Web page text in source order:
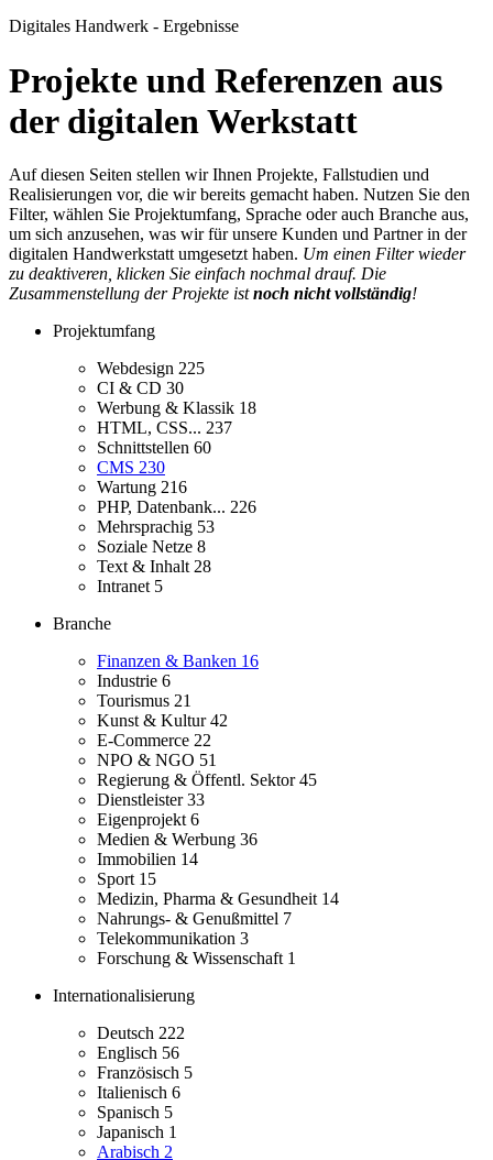
Digitales Handwerk - Ergebnisse
Projekte und Referenzen aus
der digitalen Werkstatt
Auf diesen Seiten stellen wir Ihnen Projekte, Fallstudien und
Realisierungen vor, die wir bereits gemacht haben. Nutzen Sie den
Filter, wählen Sie Projektumfang, Sprache oder auch Branche aus,
um sich anzusehen, was wir für unsere Kunden und Partner in der
digitalen Handwerkstatt umgesetzt haben. Um einen Filter wieder
zu deaktiveren, klicken Sie einfach nochmal drauf. Die
Zusammenstellung der Projekte istnoch nicht vollständig!
Projektumfang
Webdesign 225
CI & CD 30
Werbung & Klassik 18
HTML, CSS... 237
Schnittstellen 60
CMS 230
Wartung 216
PHP, Datenbank... 226
Mehrsprachig 53
Soziale Netze 8
Text & Inhalt 28
Intranet 5
Branche
Finanzen & Banken 16
Industrie 6
Tourismus 21
Kunst & Kultur42
E-Commerce 22
NPO & NGO 51
Regierung & Öffentl. Sektor45
Dienstleister33
Eigenprojekt 6
Medien & Werbung 36
Immobilien 14
Sport 15
Medizin, Pharma & Gesundheit 14
Nahrungs- & Genußmittel 7
Telekommunikation 3
Forschung & Wissenschaft 1
Internationalisierung
Deutsch 222
Englisch 56
Französisch 5
Italienisch 6
Spanisch 5
Japanisch 1
Arabisch 2